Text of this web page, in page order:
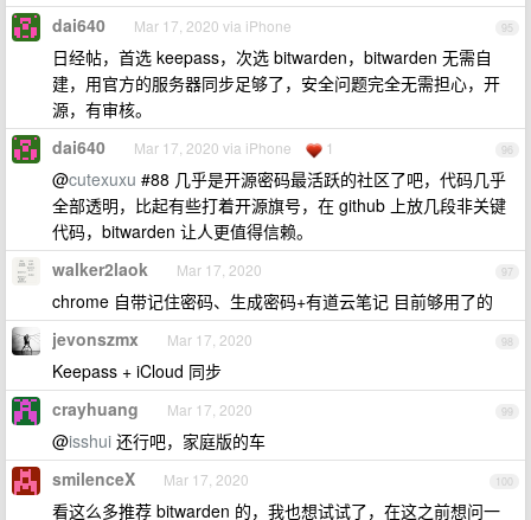
95
dai640 Mar 17, 2020 via iPhone
日经帖，首选 keepass，次选 bitwarden，bitwarden 无需自
建，用官方的服务器同步足够了，安全问题完全无需担心，开
源，有审核。
96
dai640 Mar 17, 2020 via iPhone 1
@cutexuxu #88 几乎是开源密码最活跃的社区了吧，代码几乎
全部透明，比起有些打着开源旗号，在 github 上放几段非关键
代码，bitwarden 让人更值得信赖。
97
walker2laok Mar 17, 2020
chrome 自带记住密码、生成密码+有道云笔记 目前够用了的
98
jevonszmx Mar 17, 2020
Keepass + iCloud 同步
99
crayhuang Mar 17, 2020
@isshui 还行吧，家庭版的车
100
smilenceX Mar 17, 2020
看这么多推荐 bitwarden 的，我也想试试了，在这之前想问一